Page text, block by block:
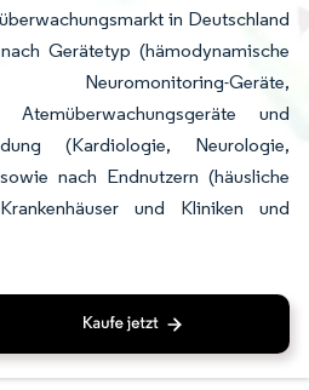
in Deutschland
Gerätetyp (hämodynamische
Neuromonitoring-Geräte,
Atemüberwachungsgeräte und
(Kardiologie, Neurologie,
nach Endnutzern (häusliche
und Kliniken und